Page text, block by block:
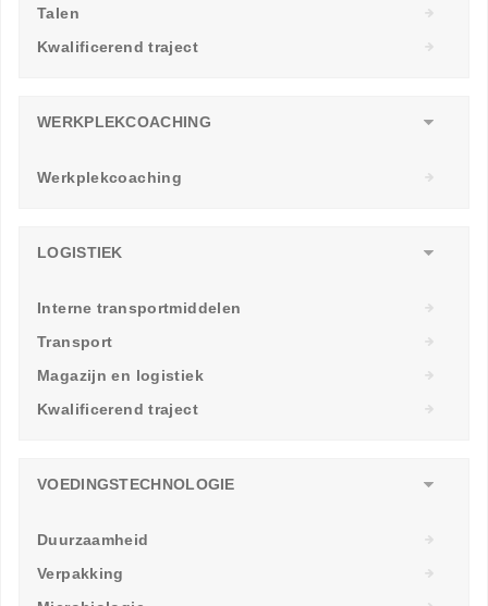
Talen
Kwalificerend traject
WERKPLEKCOACHING
Werkplekcoaching
LOGISTIEK
Interne transportmiddelen
Transport
Magazijn en logistiek
Kwalificerend traject
VOEDINGSTECHNOLOGIE
Duurzaamheid
Verpakking